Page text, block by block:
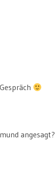
angesagt?